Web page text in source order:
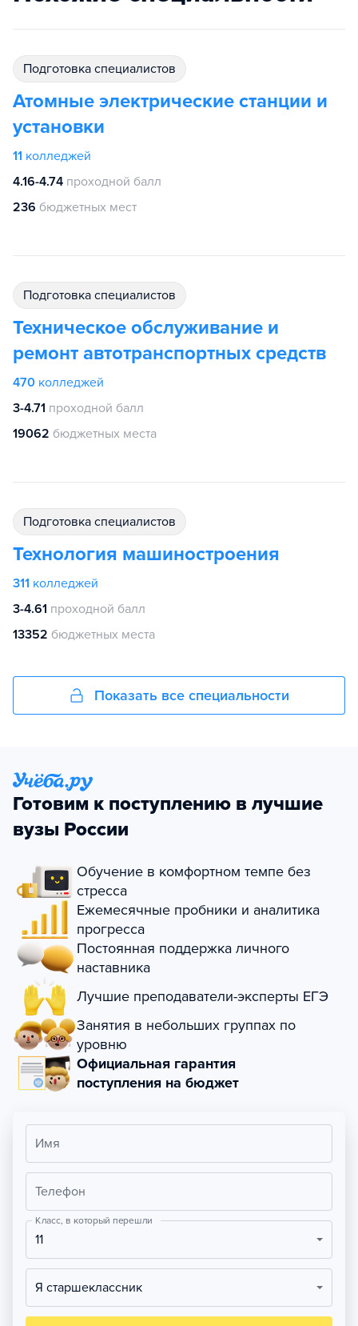
подготовка специалистов
Атомные электрические станции и
установки
11 колледжей
4.16-4.74 проходной балл
236 бюджетных мест
подготовка специалистов
Техническое обслуживание и
ремонт автотранспортных средств
470 колледжей
3-4.71 проходной балл
19062 бюджетных места
подготовка специалистов
Технология машиностроения
311 колледжей
3-4.61 проходной балл
13352 бюджетных места
Показать все специальности
Готовим к поступлению в лучшие
вузы России
Обучение в комфортном темпе без
стресса
Ежемесячные пробники и аналитика
прогресса
Постоянная поддержка личного
наставника
Лучшие преподаватели-эксперты ЕГЭ
Занятия в небольших группах по
уровню
Официальная гарантия
поступления на бюджет
Имя
Телефон
Класс, в который перешли
11
Я старшеклассник